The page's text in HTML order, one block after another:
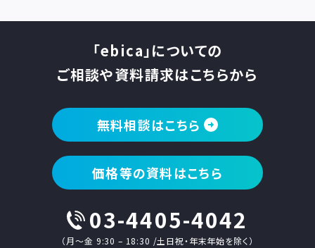
「ebica」についての
ご相談や資料請求はこちらから
無料相談はこちら
価格等の資料はこちら
03-4405-4042
（月〜金 9:30 – 18:30 /土日祝・年末年始を除く）